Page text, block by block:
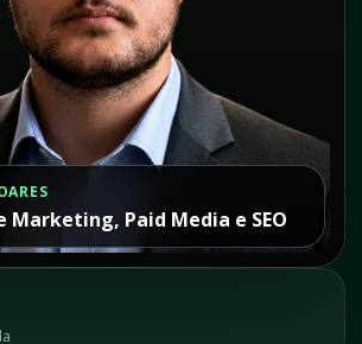
Marketing, Paid Media e SEO